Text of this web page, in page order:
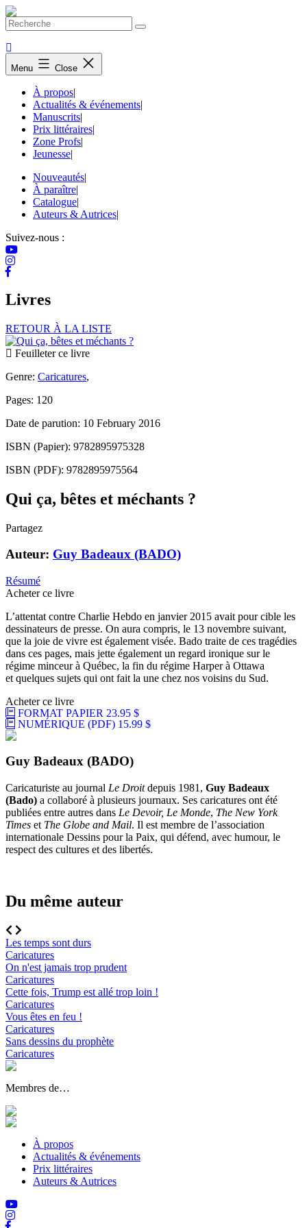
Skip
to
Menu Close
À propos|
Actualités & événements|
Manuscrits|
Prix littéraires|
Zone Profs|
Jeunesse|
Nouveautés|
À paraître|
Catalogue|
Auteurs & Autrices|
Suivez-nous :
Livres
RETOUR À LA LISTE
Feuilleter ce livre
Genre: Caricatures,
Pages: 120
Date de parution: 10 February 2016
ISBN (Papier): 9782895975328
ISBN (PDF): 9782895975564
Qui ça, bêtes et méchants ?
Partagez
Auteur: Guy Badeaux (BADO)
Résumé
Acheter ce livre
L’attentat contre Charlie Hebdo en janvier 2015 avait pour cible les
dessinateurs de presse. On aura compris, le 13 novembre suivant,
que la joie de vivre est également visée. Bado traite de ces tragédies
dans ces pages, mais jette également un regard ironique sur le
régime minceur à Québec, la fin du régime Harper à Ottawa
et quelques sujets qui ont fait la une chez nos voisins du Sud.
Acheter ce livre
FORMAT PAPIER 23.95 $
NUMÉRIQUE (PDF) 15.99 $
Guy Badeaux (BADO)
Caricaturiste au journal Le Droitdepuis 1981, Guy Badeaux
(Bado) a collaboré à plusieurs journaux. Ses caricatures ont été
publiées entre autres dans Le Devoir, Le Monde, The New York
Times et The Globe and Mail. Il est membre de l’association
internationale Dessins pour la Paix, qui défend, avec humour, le
respect des cultures et des libertés.
Du même auteur
Les temps sont durs
Caricatures
On n'est jamais trop prudent
Caricatures
Cette fois, Trump est allé trop loin !
Caricatures
Vous êtes en feu !
Caricatures
Sans dessins du prophète
Caricatures
Membres de…
À propos
Actualités & événements
Prix littéraires
Auteurs & Autrices